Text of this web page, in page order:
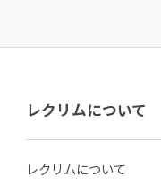
レクリムについて
レクリムについて